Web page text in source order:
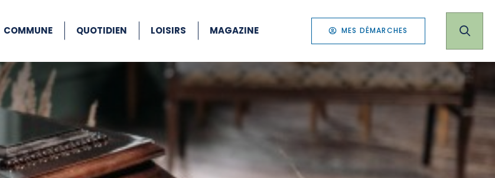
COMMUNE QUOTIDIEN LOISIRS MAGAZINE MES DÉMARCHES